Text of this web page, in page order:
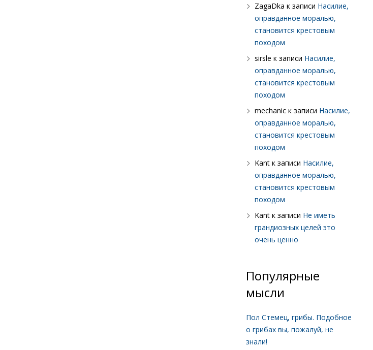
ZagaDka к записи Насилие,
оправданное моралью,
становится крестовым
походом
sirsle к записи Насилие,
оправданное моралью,
становится крестовым
походом
mechanic к записи Насилие,
оправданное моралью,
становится крестовым
походом
Kant к записи Насилие,
оправданное моралью,
становится крестовым
походом
Kant к записи Не иметь
грандиозных целей это
очень ценно
Популярные
мысли
Пол Стемец, грибы. Подобное
о грибах вы, пожалуй, не
знали!